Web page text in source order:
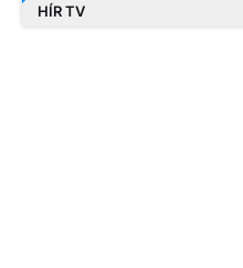
HÍR TV